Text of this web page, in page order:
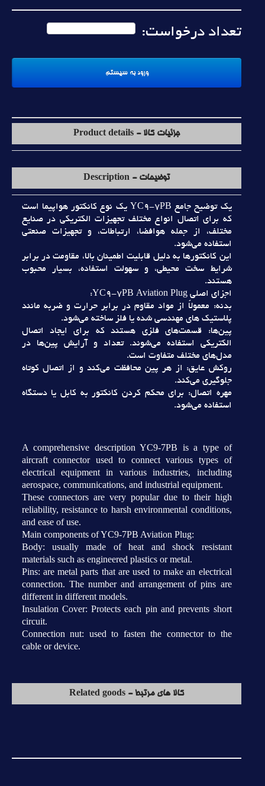
تعداد درخواست:
جزئیات کالا - Product details
توضیحات - Description
يک توضيح جامع YC9-7PB يک نوع کانکتور هواپيما است
که براي اتصال انواع مختلف تجهيزات الکتريکي در صنايع
مختلف، از جمله هوافضا، ارتباطات، و تجهيزات صنعتي
استفاده مي‌شود.
اين کانکتورها به دليل قابليت اطمينان بالا، مقاومت در برابر
شرايط سخت محيطي، و سهولت استفاده، بسيار محبوب
هستند.
اجزاي اصلي YC9-7PB Aviation Plug:
بدنه: معمولاً از مواد مقاوم در برابر حرارت و ضربه مانند
پلاستيک هاي مهندسي شده يا فلز ساخته مي‌شود.
پين‌ها: قسمت‌هاي فلزي هستند که براي ايجاد اتصال
الکتريکي استفاده مي‌شوند. تعداد و آرايش پين‌ها در
مدل‌هاي مختلف متفاوت است.
روکش عايق: از هر پين محافظت مي‌کند و از اتصال کوتاه
جلوگيري مي‌کند.
مهره اتصال: براي محکم کردن کانکتور به کابل يا دستگاه
استفاده مي‌شود.
A comprehensive description YC9-7PB is a type of
aircraft connector used to connect various types of
electrical equipment in various industries, including
aerospace, communications, and industrial equipment.
These connectors are very popular due to their high
reliability, resistance to harsh environmental conditions,
and ease of use.
Main components of YC9-7PB Aviation Plug:
Body: usually made of heat and shock resistant
materials such as engineered plastics or metal.
Pins: are metal parts that are used to make an electrical
connection. The number and arrangement of pins are
different in different models.
Insulation Cover: Protects each pin and prevents short
circuit.
Connection nut: used to fasten the connector to the
cable or device.
کالا های مرتبط - Related goods